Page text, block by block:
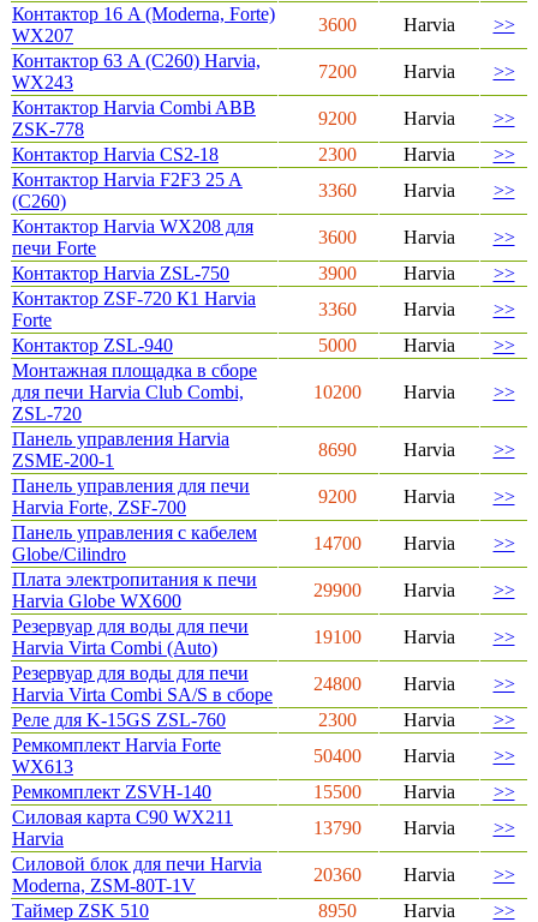
Контактор 16 A (Moderna, Forte)
WX207
3600 Harvia
>>
Контактор 63 A (C260) Harvia,
WX243
7200 Harvia
>>
Контактор Harvia Combi ABB
ZSK-778
9200 Harvia
>>
Контактор Harvia CS2-18
2300 Harvia
>>
Контактор Harvia F2F3 25 A
(C260)
3360 Harvia
>>
Контактор Harvia WX208 для
печи Forte
3600 Harvia
>>
Контактор Harvia ZSL-750
3900 Harvia
>>
Контактор ZSF-720 К1 Harvia
Forte
3360 Harvia
>>
Контактор ZSL-940
5000 Harvia
>>
Монтажная площадка в сборе
для печи Harvia Club Combi,
ZSL-720
10200 Harvia >>
Панель управления Harvia
ZSME-200-1
8690 Harvia
>>
Панель управления для печи
Harvia Forte, ZSF-700
9200 Harvia
>>
Панель управления с кабелем
Globe/Cilindro
14700 Harvia
>>
Плата электропитания к печи
Harvia Globe WX600
29900 Harvia
>>
Резервуар для воды для печи
Harvia Virta Combi (Auto)
19100 Harvia
>>
Резервуар для воды для печи
Harvia Virta Combi SA/S в сборе
24800 Harvia
>>
Реле для K-15GS ZSL-760
2300 Harvia
>>
Ремкомплект Harvia Forte
WX613
50400 Harvia
>>
Ремкомплект ZSVH-140
15500 Harvia
>>
Силовая карта C90 WX211
Harvia
13790 Harvia
>>
Силовой блок для печи Harvia
Moderna, ZSM-80T-1V
20360 Harvia
>>
Таймер ZSK 510
8950 Harvia
>>